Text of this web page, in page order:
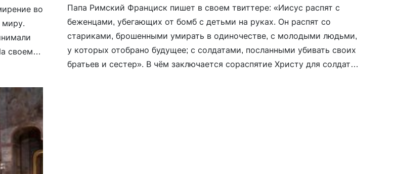
во
миру.
своем
Папа Римский Франциск пишет в своем твиттере: «Иисус распят с
беженцами, убегающих от бомб с детьми на руках. Он распят со
стариками, брошенными умирать в одиночестве, с молодыми людьми,
у которых отобрано будущее; с солдатами, посланными убивать своих
братьев и сестер». В чём заключается сораспятие Христу для солдата-